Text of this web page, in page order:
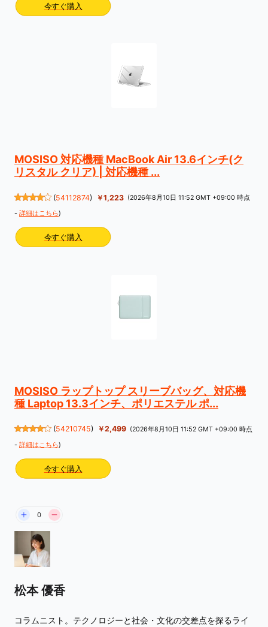
今すぐ購入
MOSISO 対応機種 MacBook Air 13.6インチ(ク
リスタル クリア) | 対応機種 ...
(54112874) ￥1,223 (2026年8月10日 11:52 GMT +09:00 時点
- 詳細はこちら)
今すぐ購入
MOSISO ラップトップ スリーブバッグ、対応機
種 Laptop 13.3インチ、ポリエステル ポ...
(54210745) ￥2,499 (2026年8月10日 11:52 GMT +09:00 時点
- 詳細はこちら)
今すぐ購入
0
松本 優香
コラムニスト。テクノロジーと社会・文化の交差点を探るライ